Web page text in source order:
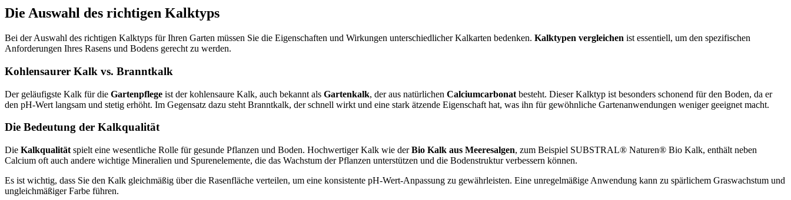
Die Auswahl des richtigen Kalktyps
Bei der Auswahl des richtigen Kalktyps für Ihren Garten müssen Sie die Eigenschaften und Wirkungen unterschiedlicher Kalkarten bedenken. Kalktypen vergleichen ist essentiell, um den spezifischen
Anforderungen Ihres Rasens und Bodens gerecht zu werden.
Kohlensaurer Kalk vs. Branntkalk
Der geläufigste Kalk für die Gartenpflege ist der kohlensaure Kalk, auch bekannt als Gartenkalk, der aus natürlichen Calciumcarbonat besteht. Dieser Kalktyp ist besonders schonend für den Boden, da er
den pH-Wert langsam und stetig erhöht. Im Gegensatz dazu steht Branntkalk, der schnell wirkt und eine stark ätzende Eigenschaft hat, was ihn für gewöhnliche Gartenanwendungen weniger geeignet macht.
Die Bedeutung der Kalkqualität
Die Kalkqualität spielt eine wesentliche Rolle für gesunde Pflanzen und Boden. Hochwertiger Kalk wie derBio Kalk aus Meeresalgen, zum Beispiel SUBSTRAL® Naturen® Bio Kalk, enthält neben
Calcium oft auch andere wichtige Mineralien und Spurenelemente, die das Wachstum der Pflanzen unterstützen und die Bodenstruktur verbessern können.
Es ist wichtig, dass Sie den Kalk gleichmäßig über die Rasenfläche verteilen, um eine konsistente pH-Wert-Anpassung zu gewährleisten. Eine unregelmäßige Anwendung kann zu spärlichem Graswachstum und
ungleichmäßiger Farbe führen.